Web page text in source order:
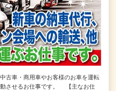
古車・商用車やお客様のお車を運転
動させるお仕事です。 【主なお仕